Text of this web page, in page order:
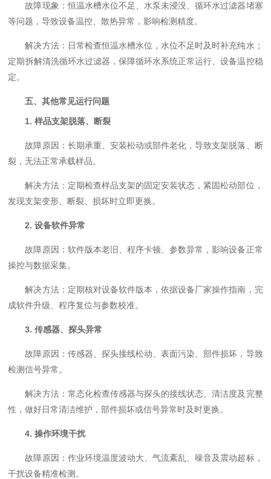
故障现象：恒温水槽水位不足、水泵未浸没、循环水过滤器堵塞
等问题，导致设备温控、散热异常，影响检测精度。
解决方法：日常检查恒温水槽水位，水位不足时及时补充纯水；
定期拆解清洗循环水过滤器，保障循环水系统正常运行、设备温控稳
定。
五、其他常见运行问题
1. 样品支架脱落、断裂
故障原因：长期承重、安装松动或部件老化，导致支架脱落、断
裂，无法正常承载样品。
解决方法：定期检查样品支架的固定安装状态，紧固松动部位，
发现支架变形、断裂、损坏时立即更换。
2. 设备软件异常
故障原因：软件版本老旧、程序卡顿、参数异常，影响设备正常
操控与数据采集。
解决方法：定期核对设备软件版本，依据设备厂家操作指南，完
成软件升级、程序复位与参数校准。
3. 传感器、探头异常
故障原因：传感器、探头接线松动、表面污染、部件损坏，导致
检测信号异常。
解决方法：常态化检查传感器与探头的接线状态、清洁度及完整
性，做好日常清洁维护，部件损坏或信号异常时及时更换。
4. 操作环境干扰
故障原因：作业环境温度波动大、气流紊乱、噪音及震动超标，
干扰设备精准检测。